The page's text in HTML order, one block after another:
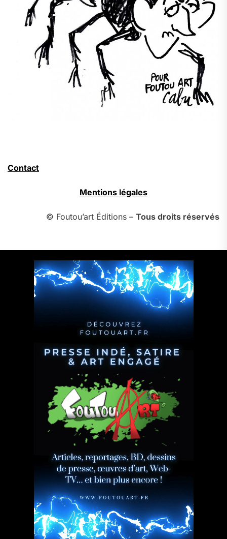
Contact
Mentions légales
© Foutou’art Éditions – Tous droits réservés